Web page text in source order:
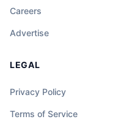
Careers
Advertise
LEGAL
Privacy Policy
Terms of Service